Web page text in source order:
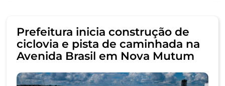
Prefeitura inicia construção de
ciclovia e pista de caminhada na
Avenida Brasil em Nova Mutum